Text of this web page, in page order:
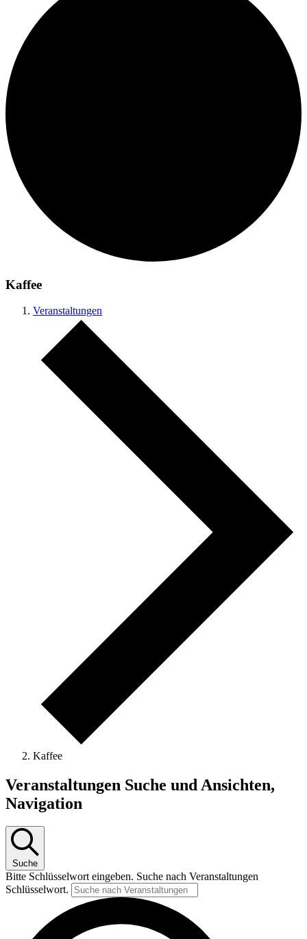
Kaffee
Veranstaltungen
Kaffee
Veranstaltungen Suche und Ansichten,
Navigation
Suche
Bitte Schlüsselwort eingeben. Suche nach Veranstaltungen
Schlüsselwort.